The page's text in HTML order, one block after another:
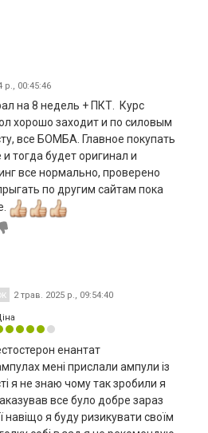
р., 00:45:46
на 8 недель + ПКТ. Курс
хорошо заходит и по силовым
все БОМБА. Главное покупать
тогда будет оригинал и
все нормально, проверено
по другим сайтам пока
2 трав. 2025 р., 09:54:40
енантат
мені прислали ампули із
я не знаю чому так зробили я
все було добре зараз
навіщо я буду ризикувати своїм